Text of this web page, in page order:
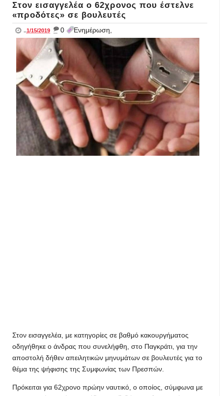
Στον εισαγγελέα ο 62χρονος που έστελνε
«προδότες» σε βουλευτές
..1/15/2019 _ 0 Ενημέρωση,
Στον εισαγγελέα, με κατηγορίες σε βαθμό κακουργήματος
οδηγήθηκε ο άνδρας που συνελήφθη, στο Παγκράτι, για την
αποστολή δήθεν απειλητικών μηνυμάτων σε βουλευτές για το
θέμα της ψήφισης της Συμφωνίας των Πρεσπών.
Πρόκειται για 62χρονο πρώην ναυτικό, ο οποίος, σύμφωνα με